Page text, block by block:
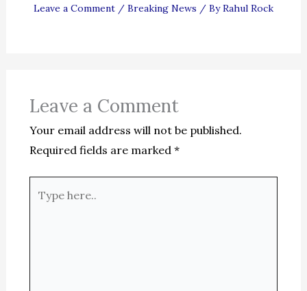
Leave a Comment / Breaking News / ByRahul Rock
Leave a Comment
Your email address will not be published.
Required fields are marked *
here..